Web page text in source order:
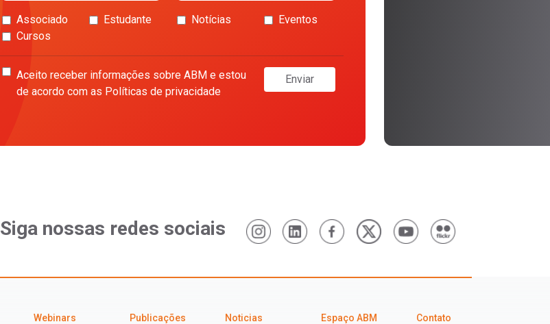
Associado Estudante Notícias
Eventos
Cursos
Aceito receber informações sobre ABM e estou
de acordo com as Políticas de privacidade
Enviar
Siga nossas redes sociais
Webinars Publicações Noticias Espaço ABM Contato